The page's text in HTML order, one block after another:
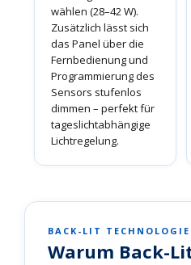
wählen (28–42 W).
Zusätzlich lässt sich
das Panel über die
Fernbedienung und
Programmierung des
Sensors stufenlos
dimmen – perfekt für
tageslichtabhängige
Lichtregelung.
BACK-LIT TECHNOLOGIE
Warum Back-